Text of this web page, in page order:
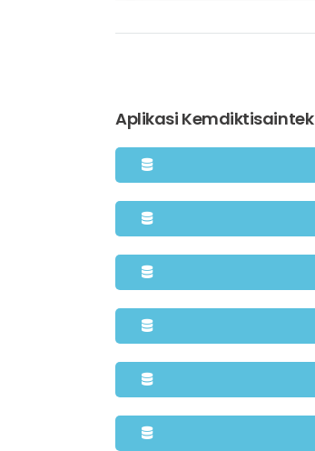
Aplikasi Kemdiktisaintek